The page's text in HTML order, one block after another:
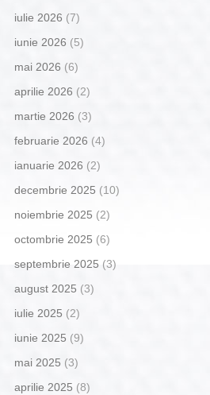
iulie 2026 (7)
iunie 2026 (5)
mai 2026 (6)
aprilie 2026 (2)
martie 2026 (3)
februarie 2026 (4)
ianuarie 2026 (2)
decembrie 2025 (10)
noiembrie 2025 (2)
octombrie 2025 (6)
septembrie 2025(3)
august 2025 (3)
iulie 2025 (2)
iunie 2025 (9)
mai 2025 (3)
aprilie 2025 (8)